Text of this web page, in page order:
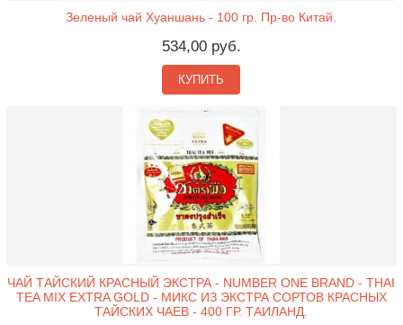
Зеленый чай Хуаншань - 100 гр. Пр-во Китай.
534,00 руб.
КУПИТЬ
ЧАЙ ТАЙСКИЙ КРАСНЫЙ ЭКСТРА - NUMBER ONE BRAND - THAI
TEA MIX EXTRA GOLD - МИКС ИЗ ЭКСТРА СОРТОВ КРАСНЫХ
ТАЙСКИХ ЧАЕВ - 400 ГР. ТАИЛАНД.